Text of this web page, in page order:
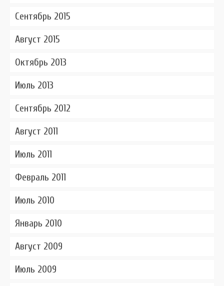
Сентябрь 2015
Август 2015
Октябрь 2013
Июль 2013
Сентябрь 2012
Август 2011
Июль 2011
Февраль 2011
Июль 2010
Январь 2010
Август 2009
Июль 2009